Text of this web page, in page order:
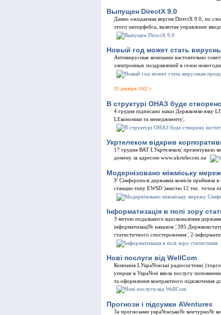
Выпущен DirectX 9.0
Давно ожидаемая версия DirectX 9.0, по
этого интерфейса, включая управление
Новый год может стать
Антивирусные компании настоятельно
электронных поздравлений в сезон
20 декабря 2002 г
В структурi ОНАЗ буде
4 грудня пiдписано наказ Держкомзв-язку
LЕкономiки та менеджменту¦.
Укртелеком вiдкрив
17 грудня ВАТ LУкртелеком¦ презентувало
домену за адресою www.ukrtelecom.ua
Модернiзовано мiжмiську
У Сiмферополi державна комiсiя прийняла
станцiю типу EWSD ¦мнiстю 12 тис. точок
Iнформатизацiя в полi зору
З метою подальшого вдосконалення
iнформатизацi№ наказом ¦ 395
статистичного спостереження ¦ 2-
Новi послуги вiд WellCom
Компанiя LУкра№нськi радiосистеми¦
уперше в Укра№нi ввела послугу
та оформлення контрактного пiдключення
Прогнози i пiдсумки AVentures
За прогнозами укра№нсько№ венчурно№